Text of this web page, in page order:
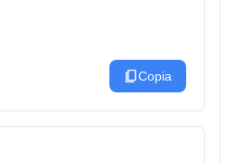
content_copyCopia